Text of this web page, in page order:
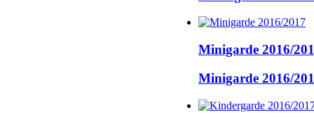
Minigarde 2016/
Minigarde 2016/